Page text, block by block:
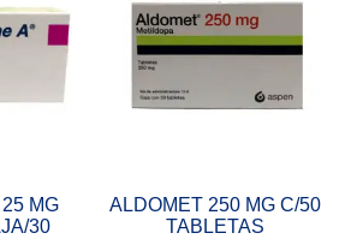
MG
30
ALDOMET 250 MG C/50
TABLETAS